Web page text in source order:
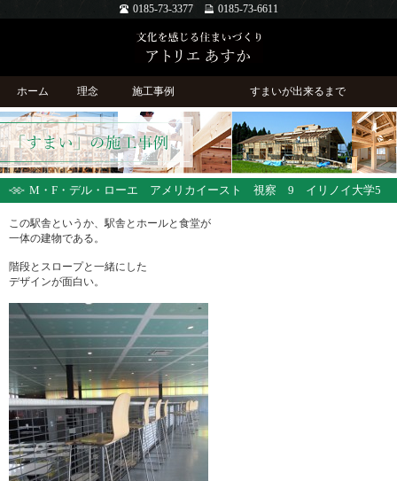
0185-73-3377 0185-73-6611
ホーム 理念 施工事例 すまいが出来るまで
M・F・デル・ローエ アメリカイースト 視察 9 イリノイ大学5
この駅舎というか、駅舎とホールと食堂が
一体の建物である。
階段とスロープと一緒にした
デザインが面白い。